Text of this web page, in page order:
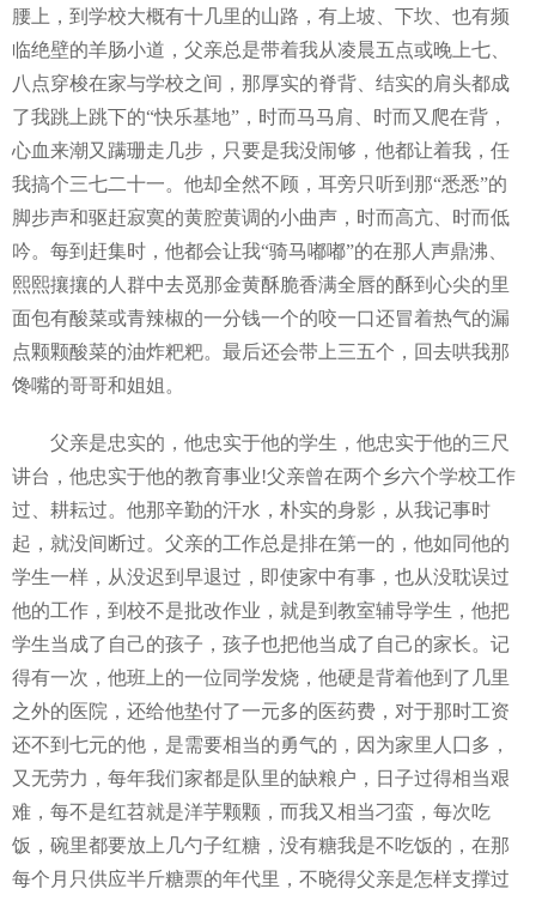
腰上，到学校大概有十几里的山路，有上坡、下坎、也有频
临绝壁的羊肠小道，父亲总是带着我从凌晨五点或晚上七、
八点穿梭在家与学校之间，那厚实的脊背、结实的肩头都成
了我跳上跳下的“快乐基地”，时而马马肩、时而又爬在背，
心血来潮又蹒珊走几步，只要是我没闹够，他都让着我，任
我搞个三七二十一。他却全然不顾，耳旁只听到那“悉悉”的
脚步声和驱赶寂寞的黄腔黄调的小曲声，时而高亢、时而低
吟。每到赶集时，他都会让我“骑马嘟嘟”的在那人声鼎沸、
熙熙攘攘的人群中去觅那金黄酥脆香满全唇的酥到心尖的里
面包有酸菜或青辣椒的一分钱一个的咬一口还冒着热气的漏
点颗颗酸菜的油炸粑粑。最后还会带上三五个，回去哄我那
馋嘴的哥哥和姐姐。
父亲是忠实的，他忠实于他的学生，他忠实于他的三尺
讲台，他忠实于他的教育事业!父亲曾在两个乡六个学校工作
过、耕耘过。他那辛勤的汗水，朴实的身影，从我记事时
起，就没间断过。父亲的工作总是排在第一的，他如同他的
学生一样，从没迟到早退过，即使家中有事，也从没耽误过
他的工作，到校不是批改作业，就是到教室辅导学生，他把
学生当成了自己的孩子，孩子也把他当成了自己的家长。记
得有一次，他班上的一位同学发烧，他硬是背着他到了几里
之外的医院，还给他垫付了一元多的医药费，对于那时工资
还不到七元的他，是需要相当的勇气的，因为家里人囗多，
又无劳力，每年我们家都是队里的缺粮户，日子过得相当艰
难，每不是红苕就是洋芋颗颗，而我又相当刁蛮，每次吃
饭，碗里都要放上几勺子红糖，没有糖我是不吃饭的，在那
每个月只供应半斤糖票的年代里，不晓得父亲是怎样支撑过